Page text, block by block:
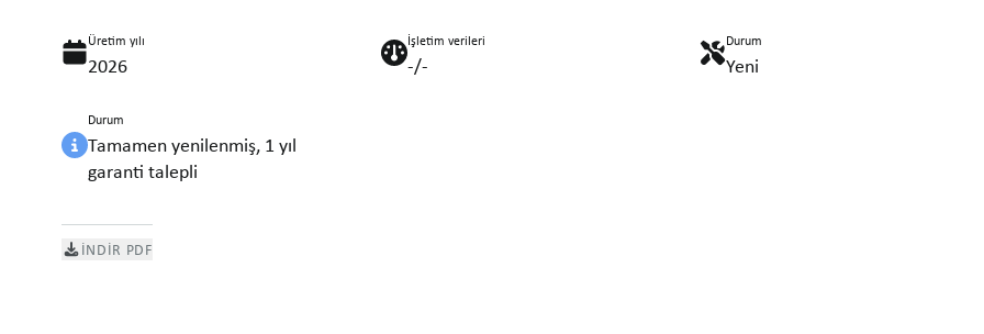
Üretim yılı
2026
İşletim verileri
-/-
Durum
Yeni
Durum
Tamamen yenilenmiş, 1 yıl
garanti talepli
İNDIR PDF